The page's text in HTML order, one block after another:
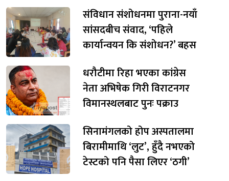
संविधान संशोधनमा पुराना-नयाँ
सांसदबीच संवाद, ‘पहिले
कार्यान्वयन कि संशोधन?’ बहस
धरौटीमा रिहा भएका कांग्रेस
नेता अभिषेक गिरी विराटनगर
विमानस्थलबाट पुनः पक्राउ
सिनामंगलको होप अस्पतालमा
बिरामीमाथि ‘लुट’, हुँदै नभएको
टेस्टको पनि पैसा लिएर ‘ठगी’